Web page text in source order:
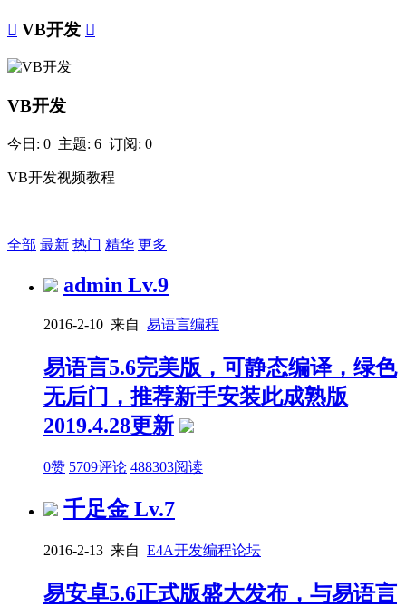
 VB开发 
VB开发
今日: 0 主题: 6 订阅: 0
VB开发视频教程
全部 最新 热门 精华 更多
admin Lv.9
2016-2-10 来自 易语言编程
易语言5.6完美版，可静态编译，绿色
无后门，推荐新手安装此成熟版
2019.4.28更新
0赞 5709评论 488303阅读
千足金Lv.7
2016-2-13 来自 E4A开发编程论坛
易安卓5.6正式版盛大发布，与易语言